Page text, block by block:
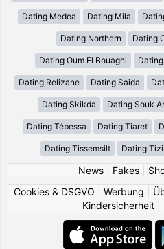
Dating Medea Dating Mila
Dating Northern Dating
Dating Oum El Bouaghi
Dating Relizane Dating Saida
Dating Skikda Dating Souk
Dating Tébessa Dating Tiaret
Dating Tissemsilt Dating
News| Fakes|
Cookies & DSGVO
Werbung
Kindersicherheit